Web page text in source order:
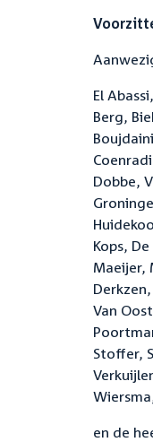
El
Berg,
Dobbe,
Kops,
Maeijer,
Van
Stoffer,
en de